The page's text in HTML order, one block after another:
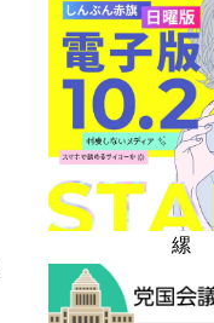
縲